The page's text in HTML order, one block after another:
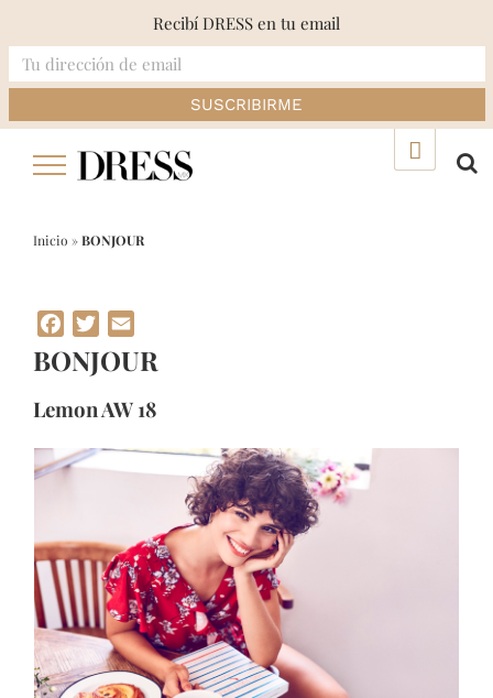
Inicio »BONJOUR
Facebook
Twitter
BONJOUR
Lemon AW 18
Recibí DRESS en tu email